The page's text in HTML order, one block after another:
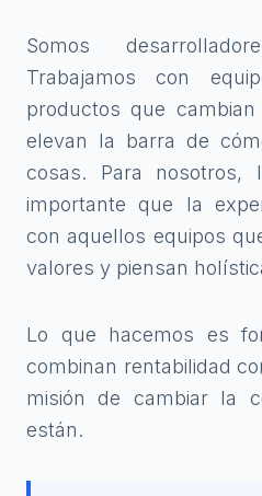
Somos
Trabajamos con
productos que
elevan la barra de
cosas. Para nosotros,
importante que la
con aquellos equipos
valores y piensan
Lo que hacemos es
combinan rentabilidad
misión de cambiar la
están.